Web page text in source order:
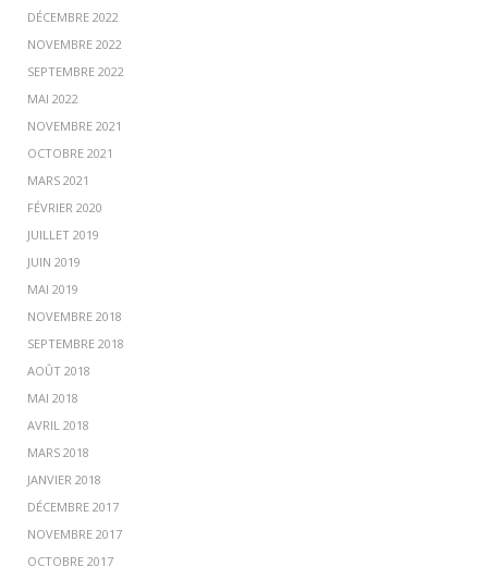
DÉCEMBRE 2022
NOVEMBRE 2022
SEPTEMBRE 2022
MAI 2022
NOVEMBRE 2021
OCTOBRE 2021
MARS 2021
FÉVRIER 2020
JUILLET 2019
JUIN 2019
MAI 2019
NOVEMBRE 2018
SEPTEMBRE 2018
AOÛT 2018
MAI 2018
AVRIL 2018
MARS 2018
JANVIER 2018
DÉCEMBRE 2017
NOVEMBRE 2017
OCTOBRE 2017